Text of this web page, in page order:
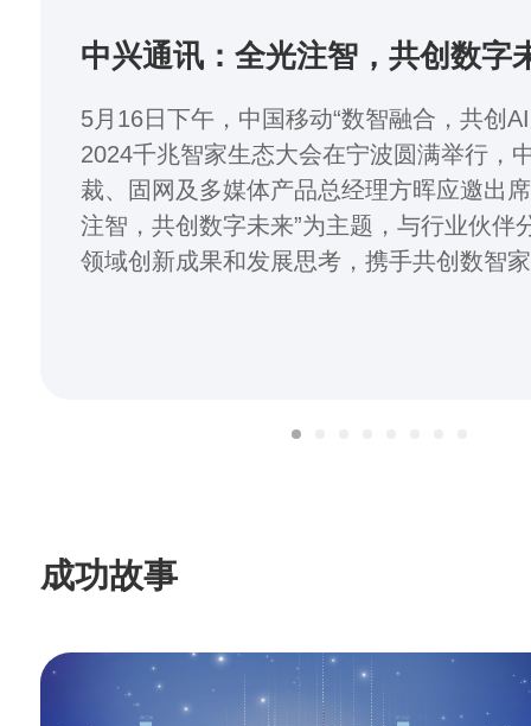
中兴通讯：全光注智，共创数字
5月16日下午，中国移动“数智融合，共创
2024千兆智家生态大会在宁波圆满举行，
裁、固网及多媒体产品总经理方晖应邀出
注智，共创数字未来”为主题，与行业伙伴
领域创新成果和发展思考，携手共创数智
成功故事